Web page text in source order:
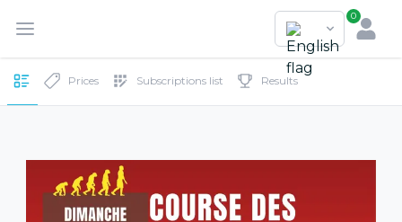
0
Prices Subscriptions list Results